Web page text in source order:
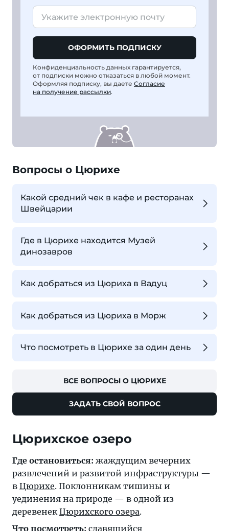
ОФОРМИТЬ ПОДПИСКУ
Конфиденциальность данных гарантируется,
от подписки можно отказаться в любой момент.
Оформляя подписку, вы даете Согласие
на получение рассылки.
Вопросы о Цюрихе
Какой средний чек в кафе и ресторанах
Швейцарии
Где в Цюрихе находится Музей
динозавров
Как добраться из Цюриха в Вадуц
Как добраться из Цюриха в Морж
Что посмотреть в Цюрихе за один день
ВСЕ ВОПРОСЫ О ЦЮРИХЕ
ЗАДАТЬ СВОЙ ВОПРОС
Цюрихское озеро
Где остановиться: жаждущим вечерних
развлечений и развитой инфраструктуры —
в Цюрихе. Поклонникам тишины и
уединения на природе — в одной из
деревенекЦюрихского озера.
Что посмотреть: славящийся